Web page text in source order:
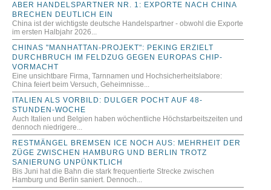
ABER HANDELSPARTNER NR. 1: EXPORTE NACH CHINA
BRECHEN DEUTLICH EIN
China ist der wichtigste deutsche Handelspartner - obwohl die Exporte
im ersten Halbjahr 2026...
CHINAS "MANHATTAN-PROJEKT": PEKING ERZIELT
DURCHBRUCH IM FELDZUG GEGEN EUROPAS CHIP-
VORMACHT
Eine unsichtbare Firma, Tarnnamen und Hochsicherheitslabore:
China feiert beim Versuch, Geheimnisse...
ITALIEN ALS VORBILD: DULGER POCHT AUF 48-
STUNDEN-WOCHE
Auch Italien und Belgien haben wöchentliche Höchstarbeitszeiten und
dennoch niedrigere...
RESTMÄNGEL BREMSEN ICE NOCH AUS: MEHRHEIT DER
ZÜGE ZWISCHEN HAMBURG UND BERLIN TROTZ
SANIERUNG UNPÜNKTLICH
Bis Juni hat die Bahn die stark frequentierte Strecke zwischen
Hamburg und Berlin saniert. Dennoch...